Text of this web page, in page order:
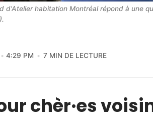
d'Atelier habitation Montréal répond à une
4:29 PM 7 MIN DE LECTURE
chèr·es